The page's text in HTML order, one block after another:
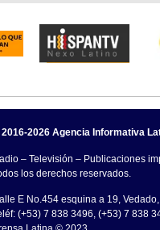
2026 Agencia Informativa
– Televisión – Publicaciones
los derechos reservados.
E No.454 esquina a 19,
(+53) 7 838 3496, (+53) 7 838